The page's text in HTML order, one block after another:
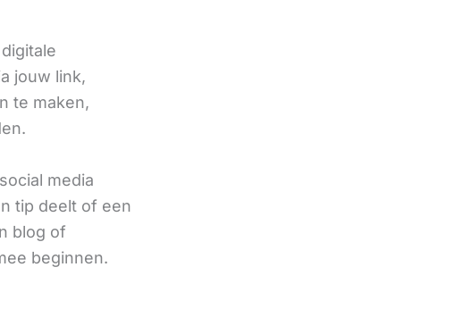
jouw link,
te maken,
media
tip deelt of een
blog of
beginnen.